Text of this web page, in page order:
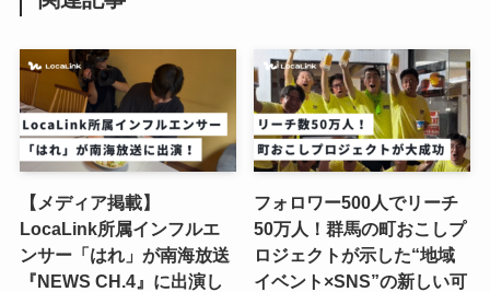
【メディア掲載】
LocaLink所属インフルエ
ンサー「はれ」が南海放送
『NEWS CH.4』に出演し
フォロワー500人でリーチ
50万人！群馬の町おこしプ
ロジェクトが示した“地域
イベント×SNS”の新しい可